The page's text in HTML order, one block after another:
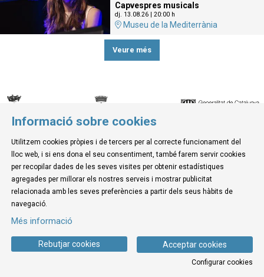
Capvespres musicals
dj. 13.08.26| 20:00 h
Museu de la Mediterrània
Veure més
© Museu de la Mediterrània
C. d'Ullà, 27-31 | 17257 Torroella de Montgrí
Tel. 972 755 180 a/e: info@museudelamediterrania.cat
Sitemap |
Informació sobre cookies
Utilitzem cookies pròpies i de tercers per al correcte funcionament del
lloc web, i si ens dona el seu consentiment, també farem servir cookies
per recopilar dades de les seves visites per obtenir estadístiques
agregades per millorar els nostres serveis i mostrar publicitat
relacionada amb les seves preferències a partir dels seus hàbits de
navegació.
Més informació
Acceptar cookies
Rebutjar cookies
Configurar cookies